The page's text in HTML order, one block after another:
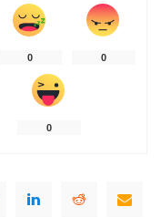
0 0
0